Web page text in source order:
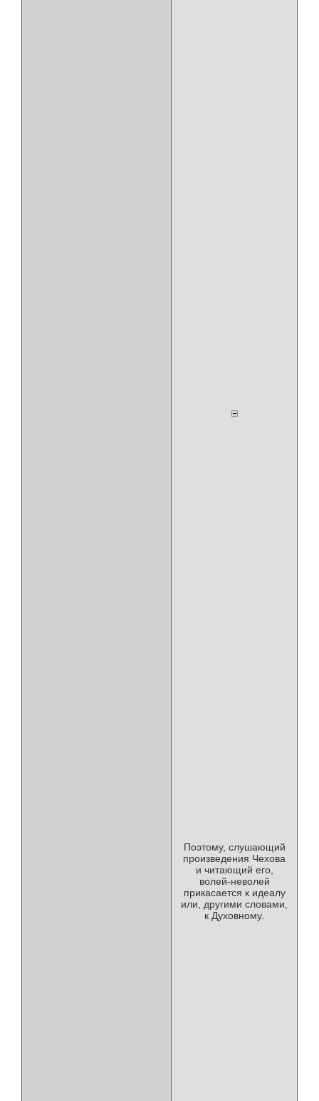
Поэтому, слушающий
произведения Чехова
и читающий его,
волей-неволей
прикасается к идеалу
или, другими словами,
к Духовному.